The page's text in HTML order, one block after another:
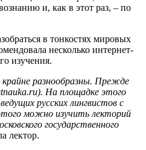
и, как в этот раз, – по
в тонкостях мировых
несколько интернет-
изучения.
разнообразны. Прежде
.ru). На площадке этого
русских лингвистов с
можно изучить лекторий
государственного
лектор.